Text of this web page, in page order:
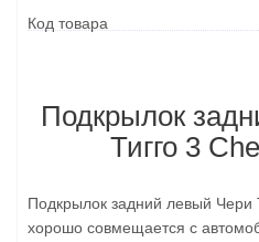
Код товара
Подкрылок
Тигго 3
Подкрылок задний левый Чери
хорошо совмещается с